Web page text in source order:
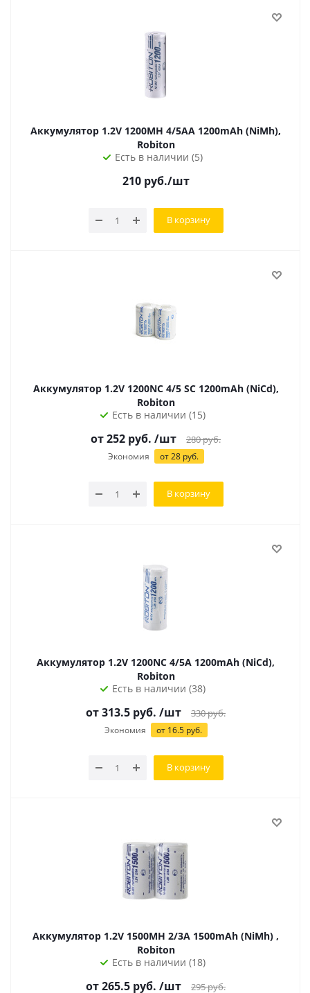
Аккумулятор 1.2V 1200MH 4/5AA 1200mAh (NiMh),
Robiton
Есть в наличии (5)
210руб./шт
В корзину
Аккумулятор 1.2V 1200NC 4/5 SC 1200mAh (NiCd),
Robiton
Есть в наличии (15)
от252 руб. /шт 280руб.
Экономия от28руб.
В корзину
Аккумулятор 1.2V 1200NC 4/5A 1200mAh (NiCd),
Robiton
Есть в наличии (38)
от 313.5 руб. /шт 330руб.
Экономия от 16.5 руб.
В корзину
Аккумулятор 1.2V 1500MH 2/3A 1500mAh (NiMh) ,
Robiton
Есть в наличии (18)
от 265.5 руб. /шт 295руб.